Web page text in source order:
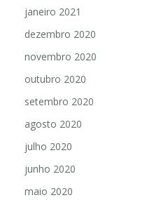
janeiro 2021
dezembro 2020
novembro 2020
outubro 2020
setembro 2020
agosto 2020
julho 2020
junho 2020
maio 2020